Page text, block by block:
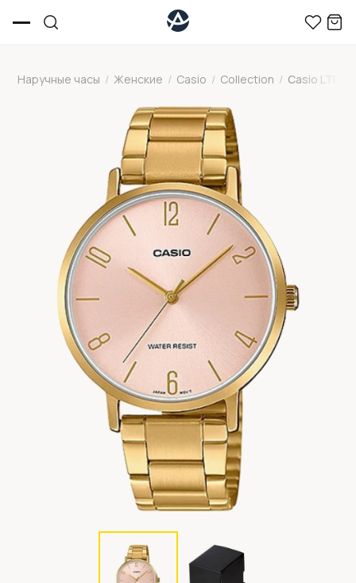
Наручные часы / Женские / Casio / Collection / Casio LTP-